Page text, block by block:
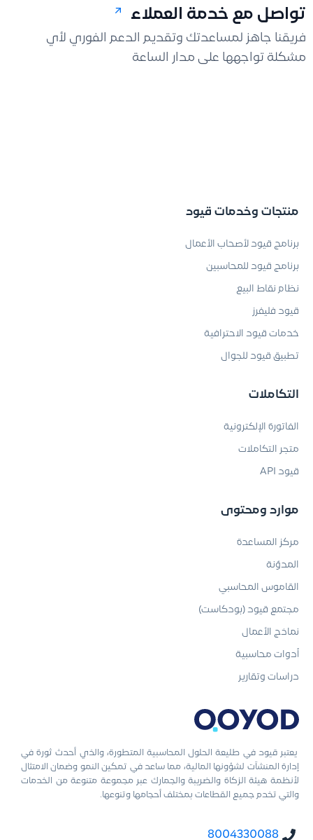
تواصل مع خدمة العملاء
فريقنا جاهز لمساعدتك وتقديم الدعم الفوري لأي
مشكلة تواجهها على مدار الساعة
يعتبر قيود في طليعة الحلول المحاسبية المتطورة، والذي أحدث ثورة في
إدارة المنشآت لشؤونها المالية، مما ساعد في تمكين النمو وضمان الامتثال
لأنظمة هيئة الزكاة والضريبة والجمارك عبر مجموعة متنوعة من الخدمات
والتي تخدم جميع القطاعات بمختلف أحجامها وتنوعها.
8004330088
منتجات وخدمات قيود
برنامج قيود لأصحاب الأعمال
برنامج قيود للمحاسبين
نظام نقاط البيع
قيود فليفرز
خدمات قيود الاحترافية
تطبيق قيود للجوال
التكاملات
الفاتورة الإلكترونية
متجر التكاملات
قيود API
موارد ومحتوى
مركز المساعدة
المدوّنة
القاموس المحاسبي
مجتمع قيود (بودكاست)
نماذج الأعمال
أدوات محاسبية
دراسات وتقارير